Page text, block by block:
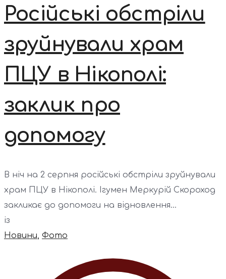
Російські обстріли
зруйнували храм
ПЦУ в Нікополі:
заклик про
допомогу
В ніч на 2 серпня російські обстріли зруйнували
храм ПЦУ в Нікополі. Ігумен Меркурій Скороход
закликає до допомоги на відновлення...
із
Новини, Фото